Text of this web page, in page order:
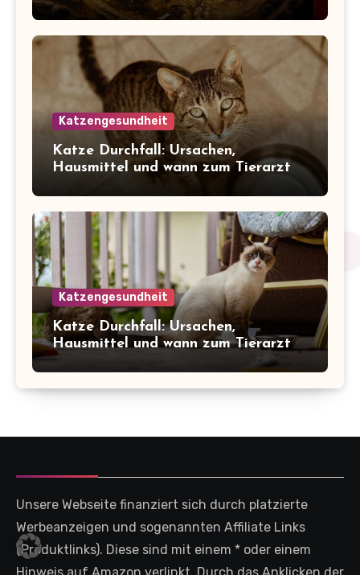
Katzengesundheit
Katze Durchfall: Ursachen,
Hausmittel und wann zum Tierarzt
Katzengesundheit
Katze Durchfall: Ursachen,
Hausmittel und wann zum Tierarzt
Unsere Webseite finanziert sich durch platzierte
Werbeanzeigen und sogenannten Affiliate Links
(Produktlinks). Diese sind mit einem * oder einem